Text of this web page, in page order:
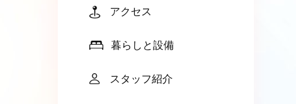
アクセス
暮らしと設備
スタッフ紹介